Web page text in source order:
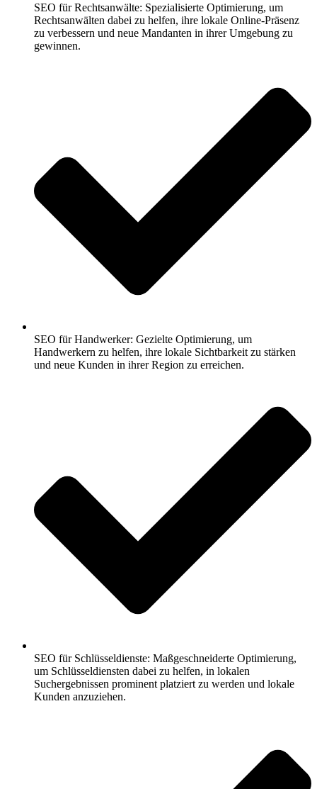
SEO für Rechtsanwälte: Spezialisierte Optimierung, um
Rechtsanwälten dabei zu helfen, ihre lokale Online-Präsenz
zu verbessern und neue Mandanten in ihrer Umgebung zu
gewinnen.
SEO für Handwerker: Gezielte Optimierung, um
Handwerkern zu helfen, ihre lokale Sichtbarkeit zu stärken
und neue Kunden in ihrer Region zu erreichen.
SEO für Schlüsseldienste: Maßgeschneiderte Optimierung,
um Schlüsseldiensten dabei zu helfen, in lokalen
Suchergebnissen prominent platziert zu werden und lokale
Kunden anzuziehen.